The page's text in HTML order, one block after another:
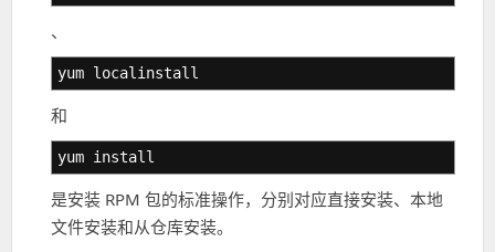
、
yum localinstall
和
yum install
是安装 RPM 包的标准操作，分别对应直接安装、本地
文件安装和从仓库安装。